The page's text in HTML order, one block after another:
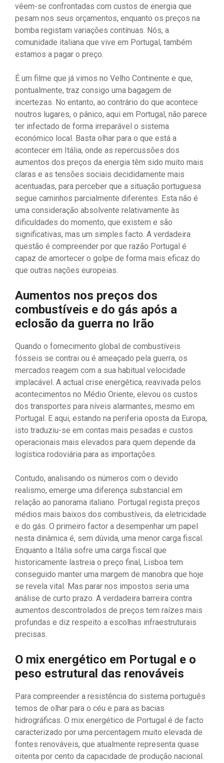
vêem-se confrontadas com custos de energia que
pesam nos seus orçamentos, enquanto os preços na
bomba registam variações contínuas. Nós, a
comunidade italiana que vive em Portugal, também
estamos a pagar o preço.
É um filme que já vimos no Velho Continente e que,
pontualmente, traz consigo uma bagagem de
incertezas. No entanto, ao contrário do que acontece
noutros lugares, o pânico, aqui em Portugal, não parece
ter infectado de forma irreparável o sistema
económico local. Basta olhar para o que está a
acontecer em Itália, onde as repercussões dos
aumentos dos preços da energia têm sido muito mais
claras e as tensões sociais decididamente mais
acentuadas, para perceber que a situação portuguesa
segue caminhos parcialmente diferentes. Esta não é
uma consideração absolvente relativamente às
dificuldades do momento, que existem e são
significativas, mas um simples facto. A verdadeira
questão é compreender por que razão Portugal é
capaz de amortecer o golpe de forma mais eficaz do
que outras nações europeias.
Aumentos nos preços dos
combustíveis e do gás após a
eclosão da guerra no Irão
Quando o fornecimento global de combustíveis
fósseis se contrai ou é ameaçado pela guerra, os
mercados reagem com a sua habitual velocidade
implacável. A actual crise energética, reavivada pelos
acontecimentos no Médio Oriente, elevou os custos
dos transportes para níveis alarmantes, mesmo em
Portugal. E aqui, estando na periferia oposta da Europa,
isto traduziu-se em contas mais pesadas e custos
operacionais mais elevados para quem depende da
logística rodoviária para as importações.
Contudo, analisando os números com o devido
realismo, emerge uma diferença substancial em
relação ao panorama italiano. Portugal regista preços
médios mais baixos dos combustíveis, da eletricidade
e do gás. O primeiro factor a desempenhar um papel
nesta dinâmica é, sem dúvida, uma menor carga fiscal.
Enquanto a Itália sofre uma carga fiscal que
historicamente lastreia o preço final, Lisboa tem
conseguido manter uma margem de manobra que hoje
se revela vital. Mas parar nos impostos seria uma
análise de curto prazo. A verdadeira barreira contra
aumentos descontrolados de preços tem raízes mais
profundas e diz respeito a escolhas infraestruturais
precisas.
O mix energético em Portugal e o
peso estrutural das renováveis
Para compreender a resistência do sistema português
temos de olhar para o céu e para as bacias
hidrográficas. O mix energético de Portugal é de facto
caracterizado por uma percentagem muito elevada de
fontes renováveis, que atualmente representa quase
oitenta por cento da capacidade de produção nacional.